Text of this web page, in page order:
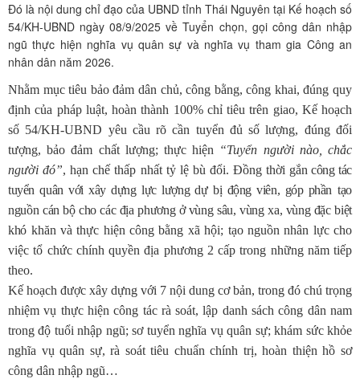
Đó là nội dung chỉ đạo của UBND tỉnh Thái Nguyên tại Kế hoạch số
54/KH-UBND ngày 08/9/2025 về Tuyển chọn, gọi công dân nhập
ngũ thực hiện nghĩa vụ quân sự và nghĩa vụ tham gia Công an
nhân dân năm 2026.
Nhằm mục tiêu bảo đảm dân chủ, công bằng, công khai, đúng quy
định của pháp luật, hoàn thành 100% chỉ tiêu trên giao, Kế hoạch
số 54/KH-UBND yêu cầu rõcần tuyển đủ số lượng, đúng đối
tượng, bảo đảm chất lượng; thực hiện “Tuyển người nào, chắc
người đó”, hạn chế thấp nhất tỷ lệ bù đổi. Đồng thời gắn công tác
tuyển quân với xây dựng lực lượng dự bị động viên, góp phần tạo
nguồn cán bộ cho các địa phương ở vùng sâu, vùng xa, vùng đặc biệt
khó khăn và thực hiện công bằng xã hội; tạo nguồn nhân lực cho
việc tổ chức chính quyền địa phương 2 cấp trong những năm tiếp
theo.
Kế hoạch được xây dựng với 7 nội dung cơ bản, trong đó chú trọng
nhiệm vụ thực hiện công tác rà soát, lập danh sách công dân nam
trong độ tuổi nhập ngũ; sơ tuyển nghĩa vụ quân sự; khám sức khỏe
nghĩa vụ quân sự, rà soát tiêu chuẩn chính trị, hoàn thiện hồ sơ
công dân nhập ngũ…